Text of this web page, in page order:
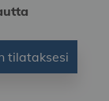
tilataksesi